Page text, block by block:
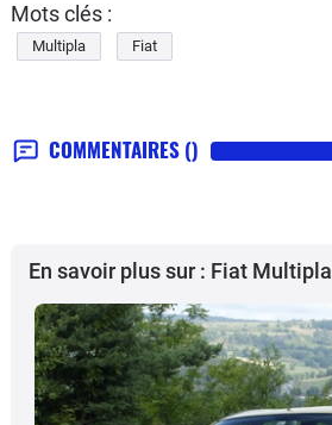
Mots clés :
Multipla Fiat
COMMENTAIRES ()
En savoir plus sur : Fiat Multipla